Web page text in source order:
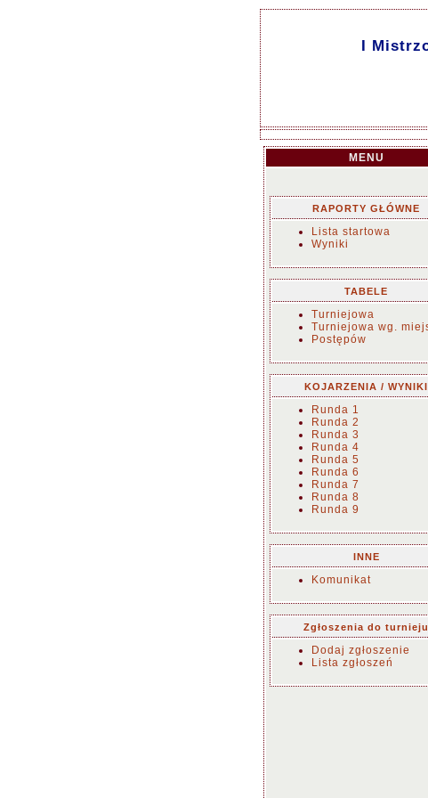
I
MENU
RAPORTY GŁÓWNE
Lista startowa
Wyniki
TABELE
Turniejowa
Turniejowa wg.
Postępów
KOJARZENIA / WYNIKI
Runda 1
Runda 2
Runda 3
Runda 4
Runda 5
Runda 6
Runda 7
Runda 8
Runda 9
INNE
Komunikat
Zgłoszenia do turnieju
Dodaj zgłoszenie
Lista zgłoszeń